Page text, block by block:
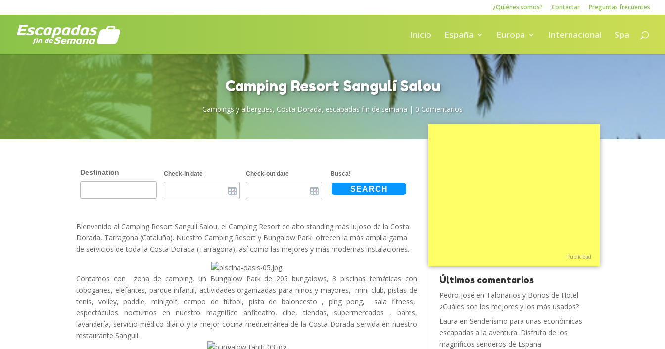
¿Quiénes somos? Contactar Preguntas frecuentes
Inicio España Europa Internacional Spa
Camping Resort Sangulí Salou
Campings y albergues, Costa Dorada, escapadas fin de semana| 0 Comentarios
Destination Check-in date Check-out date Busca!
SEARCH
Bienvenido al Camping Resort Sangulí Salou, el Camping Resort de alto standing más lujoso de la Costa
Dorada, Tarragona (Cataluña). Nuestro Camping Resort y Bungalow Park ofrecen la más amplia gama
de servicios de toda la Costa Dorada (Tarragona), así como las mejores y más modernas instalaciones.
Contamos con zona de camping, un Bungalow Park de 205 bungalows, 3 piscinas temáticas con
toboganes, elefantes, parque infantil, actividades organizadas para niños y mayores, mini club, pistas de
tenis, volley, paddle, minigolf, campo de fútbol, pista de baloncesto , ping pong, sala fitness,
espectáculos nocturnos en nuestro magnífico anfiteatro, cine, tiendas, supermercados , bares,
lavandería, servicio médico diario y la mejor cocina mediterránea de la Costa Dorada servida en nuestro
restaurante Sangulí.
Publicidad
Últimos comentarios
Pedro José en Talonarios y Bonos de Hotel
¿Cuáles son los mejores y los más usados?
Laura en Senderismo para unas económicas
escapadas a la aventura. Disfruta de los
magníficos senderos de España